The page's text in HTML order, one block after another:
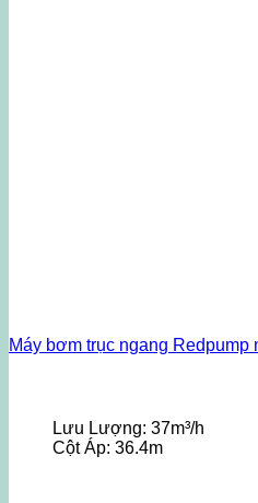
Máy bơm trục ngang
Lưu Lượng: 37m³/h
Cột Áp: 36.4m